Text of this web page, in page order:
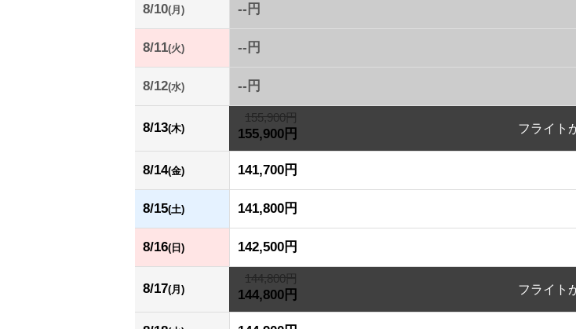
8/10(月) --円
8/11(火) --円
8/12(水) --円
8/13(木)
155,900円
155,900円
8/14(金) 141,700円
8/15(土) 141,800円
8/16(日) 142,500円
8/17(月)
144,800円
144,800円